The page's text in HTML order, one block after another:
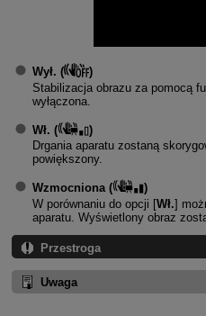
Wył. (
)
Stabilizacja obrazu za pomocą
wyłączona.
Wł. (
)
Drgania aparatu zostaną
powiększony.
Wzmocniona(
)
W porównaniu do opcji [Wł.]
aparatu. Wyświetlony obraz
Przestroga
Uwaga